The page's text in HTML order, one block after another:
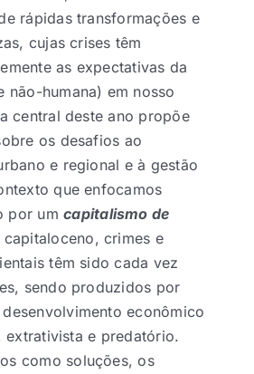
rápidas transformações e
cujas crises têm
as expectativas da
não-humana) em nosso
central deste ano propõe
os desafios ao
e regional e à gestão
que enfocamos
por umcapitalismo de
capitaloceno, crimes e
têm sido cada vez
sendo produzidos por
econômico
extrativista e predatório.
como soluções, os